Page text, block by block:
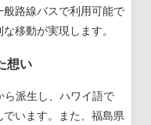
路線バスで利用可能で
移動が実現します。
想い
ら派生し、ハワイ語で
でいます。また、福島県